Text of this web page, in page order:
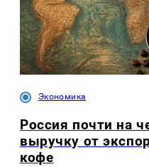
Экономика
Россия почти на
выручку от
кофе